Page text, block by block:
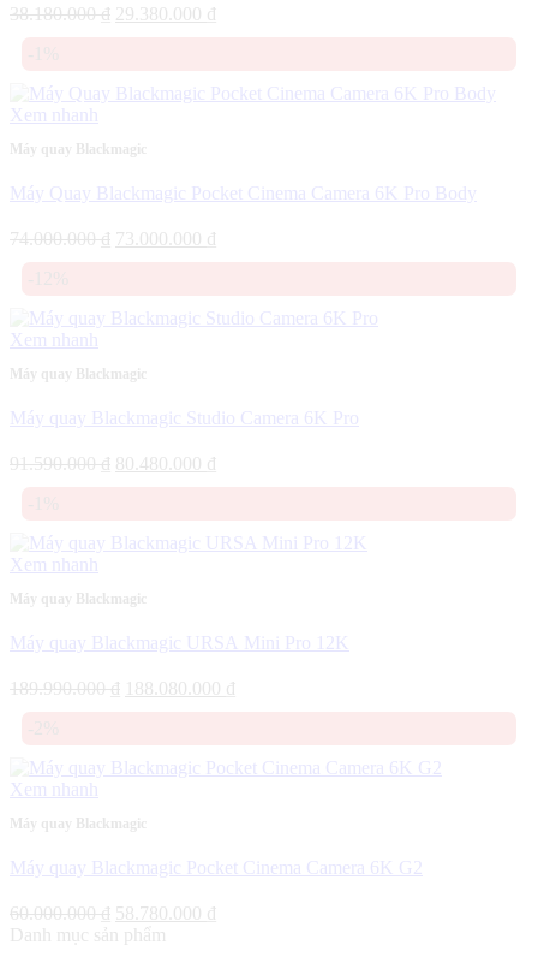
38.180.000₫
Giá
29.380.000 ₫
29.380.000 ₫.
Xem nhanh
Máy quay Blackmagic
Máy Quay Blackmagic Pocket Cinema Camera 6K Pro Body
74.000.000₫ Giá
73.000.000 ₫
73.000.000 ₫.
Xem nhanh
Máy quay Blackmagic
Máy quay Blackmagic Studio Camera 6K Pro
91.590.000₫ Giá
80.480.000 ₫
80.480.000 ₫.
Xem nhanh
Máy quay Blackmagic
Máy quay Blackmagic URSA Mini Pro 12K
189.990.000₫
Giá
188.080.000 ₫
188.080.000 ₫.
Xem nhanh
Máy quay Blackmagic
Máy quay Blackmagic Pocket Cinema Camera 6K G2
60.000.000₫ Giá
gốc
58.780.000 ₫
Danh mục sản phẩm